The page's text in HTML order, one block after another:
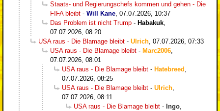
Staats- und Regierungschefs kommen und gehen - Die
FIFA bleibt - Will Kane, 07.07.2026, 10:37
Das Problem ist nicht Trump - Habakuk,
07.07.2026, 08:20
USA raus - Die Blamage bleibt - Ulrich, 07.07.2026, 07:33
USA raus - Die Blamage bleibt - Marc2006,
07.07.2026, 08:01
USA raus - Die Blamage bleibt - Hatebreed ,
07.07.2026, 08:25
USA raus - Die Blamage bleibt - Ulrich,
07.07.2026, 08:11
USA raus - Die Blamage bleibt - Ingo,